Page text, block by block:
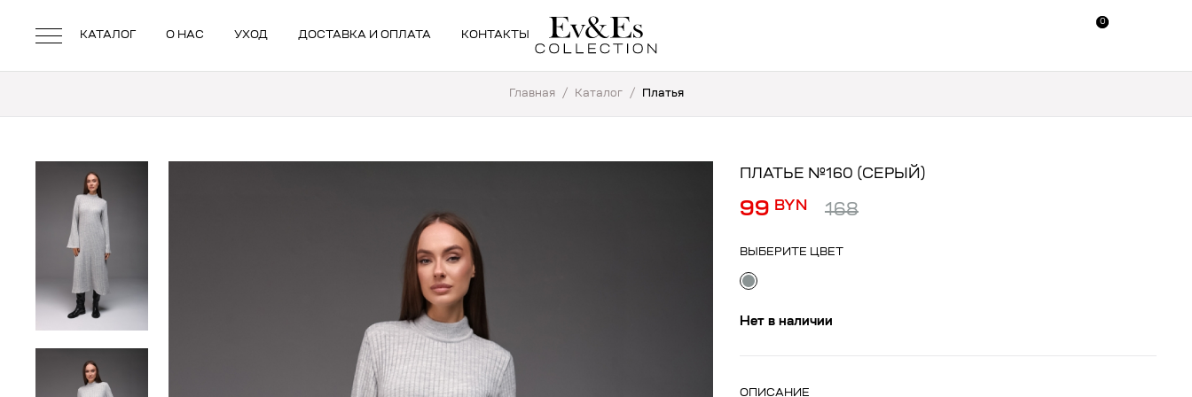
КАТАЛОГ О НАС УХОД ДОСТАВКА И ОПЛАТА КОНТАКТЫ
0
0
Главная / Каталог / Платья
ПЛАТЬЕ №160 (СЕРЫЙ)
99 BYN 168
ВЫБЕРИТЕ ЦВЕТ
Нет в наличии
ОПИСАНИЕ